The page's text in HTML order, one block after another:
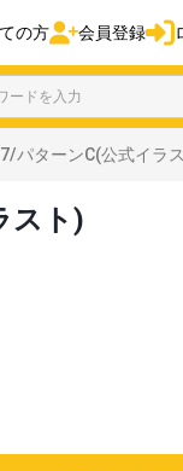
の方 会員登録
パターンC(公式イラ
スト)